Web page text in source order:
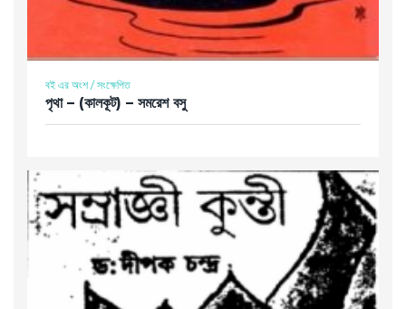
বই এর অংশ / সংক্ষেপিত
পৃথা – (কালকূট) – সমরেশ বসু